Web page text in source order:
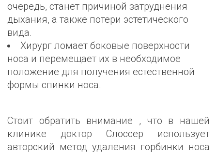
очередь, станет причиной затруднения
дыхания, а также потери эстетического
вида.
Хирург ломает боковые поверхности
носа и перемещает их в необходимое
положение для получения естественной
формы спинки носа.
Стоит обратить внимание , что в нашей
клинике доктор Слоссер использует
авторский метод удаления горбинки носа